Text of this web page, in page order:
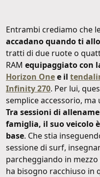
Entrambi crediamo che
accadano quando ti
tratti di due ruote o
RAM equipaggiato con
Horizon Onee il
Infinity 270. Per lui,
semplice accessorio,
Tra sessioni di
famiglia, il suo veicolo
base. Che stia
sessione di surf,
parcheggiando in
ha bisogno racchiuso in